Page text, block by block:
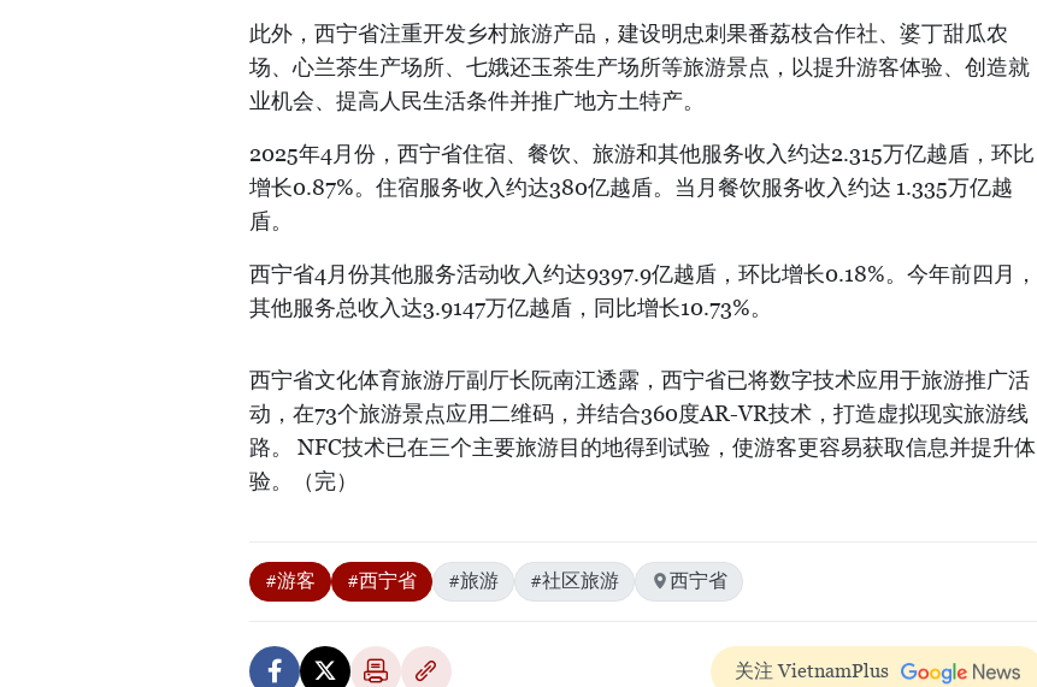
此外，西宁省注重开发乡村旅游产品，建设明忠刺果番荔枝合作社、婆丁甜瓜农
场、心兰茶生产场所、七娥还玉茶生产场所等旅游景点，以提升游客体验、创造就
业机会、提高人民生活条件并推广地方土特产。
2025年4月份，西宁省住宿、餐饮、旅游和其他服务收入约达2.315万亿越盾，环比
增长0.87%。住宿服务收入约达380亿越盾。当月餐饮服务收入约达 1.335万亿越
盾。
西宁省4月份其他服务活动收入约达9397.9亿越盾，环比增长0.18%。今年前四月，
其他服务总收入达3.9147万亿越盾，同比增长10.73%。
西宁省文化体育旅游厅副厅长阮南江透露，西宁省已将数字技术应用于旅游推广活
动，在73个旅游景点应用二维码，并结合360度AR-VR技术，打造虚拟现实旅游线
路。 NFC技术已在三个主要旅游目的地得到试验，使游客更容易获取信息并提升体
验。（完）
#游客 #西宁省 #旅游 #社区旅游 西宁省
关注 VietnamPlus